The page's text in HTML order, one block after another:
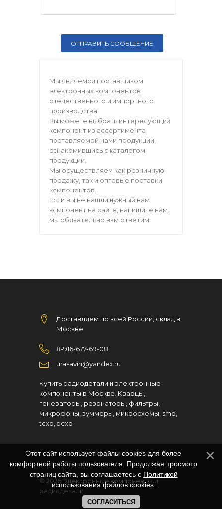
Мы являемся поставщиком
электронных компонентов
отечественного и импортного
производства.
Вы можете выбрать интересующий
компонент из ассортимента
поставляемой нами продукции,
ознакомившись с каталогом
продукции.
Мы осуществляем как розничную
продажу, так и оптовые поставки
компонентов.
Если вы не нашли нужный вам
компонент на сайте, напишите нам,
мы обязательно вам ответим.
Доставляем по всей России, склад в
Москве
8-916-677-69-08
urasavin@yandex.ru
Купить радиодетали и электронные
компоненты в Москве. Кварцы,
генераторы, резонаторы, фильтры,
микрофоны, зуммеры, микросхемы, smd,
tcxo, ocxo
© 2026Электронные компоненты и
радиодетали
Этот сайт использует файлы cookies для более
комфортной работы пользователя. Продолжая просмотр
страниц сайта, вы соглашаетесь с Политикой
использования файлов cookies.
СОГЛАСИТЬСЯ